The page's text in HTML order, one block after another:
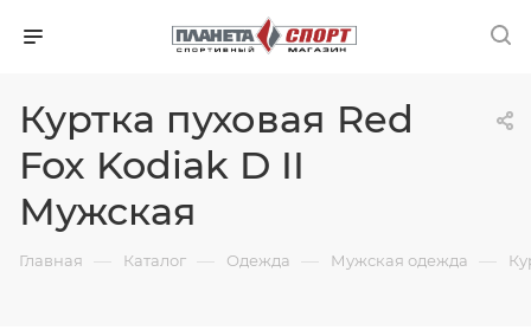
Куртка пуховая Red
Fox Kodiak D II
Мужская
Главная — Каталог — Одежда — Мужская одежда —